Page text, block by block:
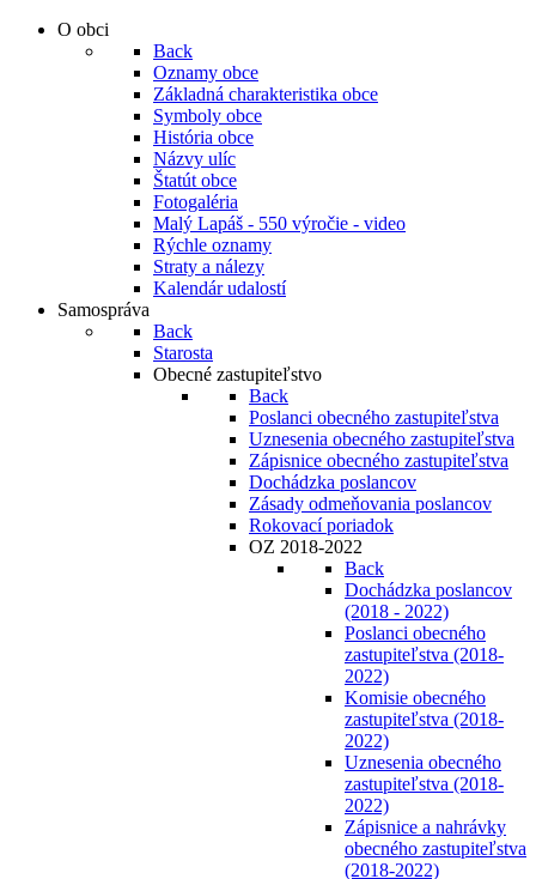
O obci
Back
Oznamy obce
Základná charakteristika obce
Symboly obce
História obce
Názvy ulíc
Štatút obce
Fotogaléria
Malý Lapáš - 550 výročie - video
Rýchle oznamy
Straty a nálezy
Kalendár udalostí
Samospráva
Back
Starosta
Obecné zastupiteľstvo
Back
Poslanci obecného zastupiteľstva
Uznesenia obecného zastupiteľstva
Zápisnice obecného zastupiteľstva
Dochádzka poslancov
Zásady odmeňovania poslancov
Rokovací poriadok
OZ 2018-2022
Back
Dochádzka poslancov
(2018 - 2022)
Poslanci obecného
zastupiteľstva (2018-
2022)
Komisie obecného
zastupiteľstva (2018-
2022)
Uznesenia obecného
zastupiteľstva (2018-
2022)
Zápisnice a nahrávky
obecného zastupiteľstva
(2018-2022)